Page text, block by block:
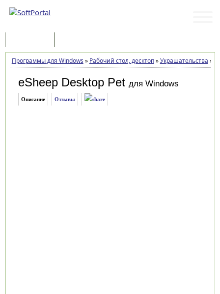
Программы для Windows » Рабочий стол, десктоп»Украшательства »
eSheep Desktop Pet для Windows
Описание Отзывы